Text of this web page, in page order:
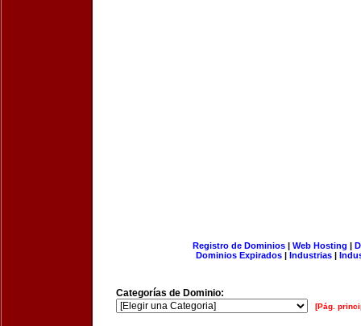
Registro de Dominios| Web Hosting |
Dominios Expirados | Industrias |
Categorías de Dominio:
[Pág.